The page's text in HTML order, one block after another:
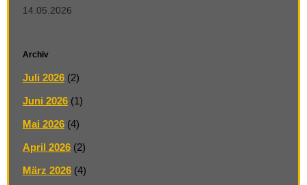
14.05.2026
Archiv
Juli 2026 (2)
Juni 2026 (1)
Mai 2026 (4)
April 2026 (2)
März 2026 (4)